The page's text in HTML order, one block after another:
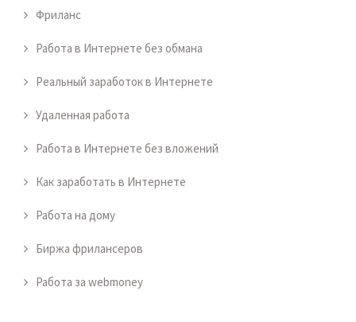
Фриланс
Работа в Интернете без обмана
Реальный заработок в Интернете
Удаленная работа
Работа в Интернете без вложений
Как заработать в Интернете
Работа на дому
Биржа фрилансеров
Работа за webmoney